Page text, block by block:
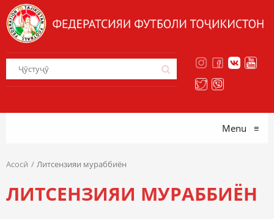
Menu ≡
Асосӣ Литсензияи мураббиён
ЛИТСЕНЗИЯИ МУРАББИЁН